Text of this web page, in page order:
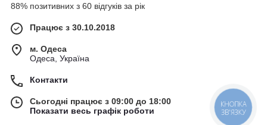
88% позитивних з 60 відгуків за рік
Працює з 30.10.2018
м. Одеса
Одеса, Україна
Контакти
Сьогодні працює з 09:00 до 18:00
Показати весь графік роботи
КНОПКА
ЗВ'ЯЗКУ